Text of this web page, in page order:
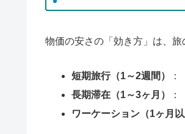
物価の安さの「効き方」は、旅
短期旅行（1～2週間）
長期滞在（1～3ヶ月）
ワーケーション（1ヶ月以